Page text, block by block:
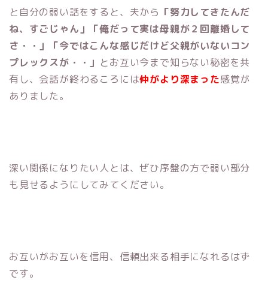
と自分の弱い話をすると、夫から 「努力してきたんだ
ね、すごじゃん」「俺だって実は母親が２回離婚して
さ・・」「今ではこんな感じだけど父親がいないコン
プレックスが・・」 とお互い今まで知らない秘密を共
有し、会話が終わるころには仲がより深まった感覚が
ありました。
深い関係になりたい人とは、ぜひ序盤の方で弱い部分
も見せるようにしてみてください。
お互いがお互いを信用、信頼出来る相手になれるはず
です。